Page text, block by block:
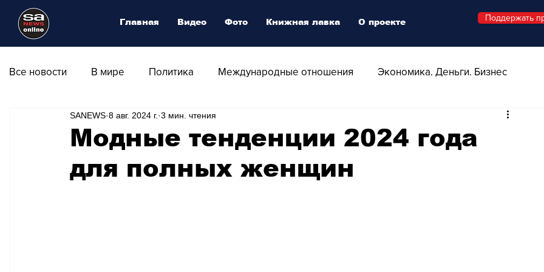
Все новости В мире Политика Международные отношения Экономика. Деньги. Бизнес
Общество Армия Аналитика
Транспорт Культура Магия искусства Swiss Афиша
Модные тенденции 2024 года
для полных женщин
SANEWS 8 авг. 2024 г. 3 мин. чтения
Главная Видео Фото Книжная лавка О проекте Поддержать